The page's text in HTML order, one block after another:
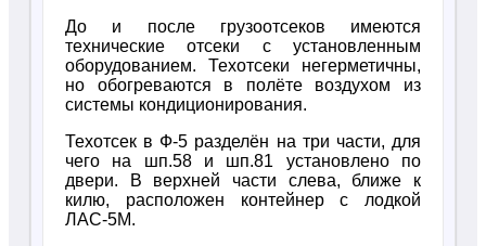
До и после грузоотсеков имеются
технические отсеки с установленным
оборудованием. Техотсеки негерметичны,
но обогреваются в полёте воздухом из
системы кондиционирования.
Техотсек в Ф-5 разделён на три части, для
чего на шп.58 и шп.81 установлено по
двери. В верхней части слева, ближе к
килю, расположен контейнер с лодкой
ЛАС-5М.